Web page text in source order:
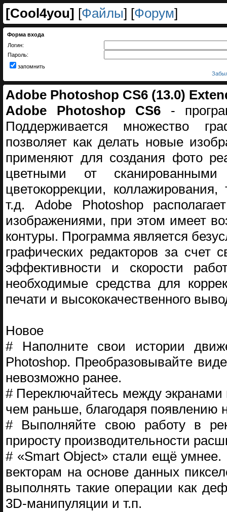
[Cool4you] [Файлы] [Форум]
Форма входа
Логин:
Пароль:
запомнить
Adobe Photoshop CS6 (13.0)
Adobe Photoshop CS6 -
Поддерживается множество
позволяет как делать новые
применяют для создания фото
цветными от
цветокоррекции,
т.д. Adobe Photoshop
изображениями, при этом имеет
контуры. Программа является
графических редакторов за счет
эффективности и скорости
необходимые средства для
печати и высококачественного
Новое
# Наполните свои истории
Photoshop. Преобразовывайте
невозможно ранее.
# Переключайтесь между
чем раньше, благодаря появлению
# Выполняйте свою работу в
приросту производительности
# «Smart Object» стали ещё
векторам на основе данных
выполнять такие операции как
3D-манипуляции и т.п.